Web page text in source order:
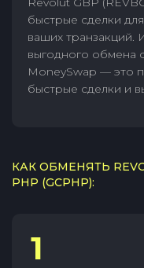
быстрые сделки
ваших транзакций.
выгодного обмена
MoneySwap — это
быстрые сделки и
КАК ОБМЕНЯТЬ
PHP (GCPHP):
1